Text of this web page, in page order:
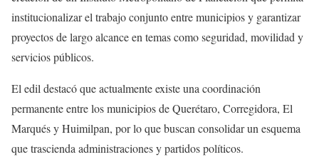
institucionalizar el trabajo conjunto entre municipios y garantizar
proyectos de largo alcance en temas como seguridad, movilidad y
servicios públicos.
El edil destacó que actualmente existe una coordinación
permanente entre los municipios de Querétaro, Corregidora, El
Marqués y Huimilpan, por lo que buscan consolidar un esquema
que trascienda administraciones y partidos políticos.